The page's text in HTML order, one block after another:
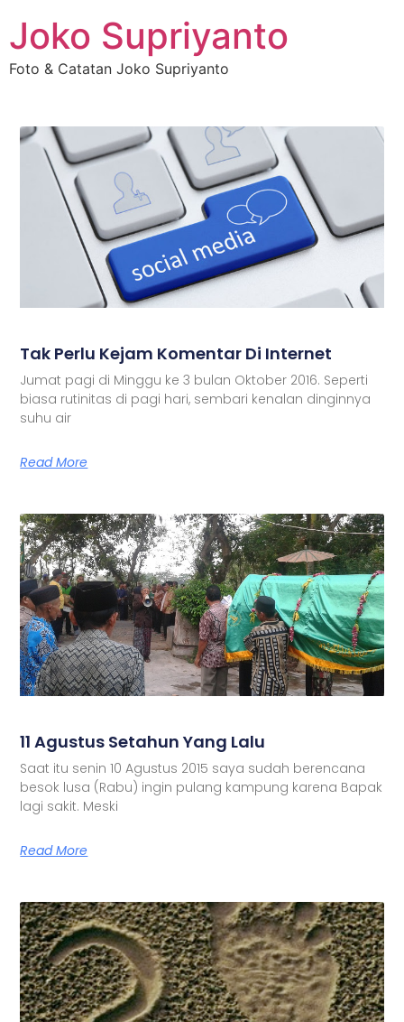
Joko Supriyanto
Foto & Catatan Joko Supriyanto
Tak Perlu Kejam Komentar Di Internet
Jumat pagi di Minggu ke 3 bulan Oktober 2016. Seperti
biasa rutinitas di pagi hari, sembari kenalan dinginnya
suhu air
Read More
11 Agustus Setahun Yang Lalu
Saat itu senin 10 Agustus 2015 saya sudah berencana
besok lusa (Rabu) ingin pulang kampung karena Bapak
lagi sakit. Meski
Read More